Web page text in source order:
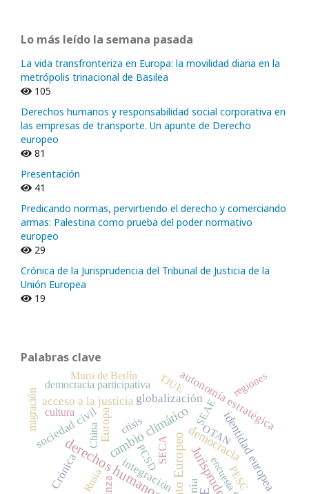
Lo más leído la semana pasada
La vida transfronteriza en Europa: la movilidad diaria en la
metrópolis trinacional de Basilea
105
Derechos humanos y responsabilidad social corporativa en
las empresas de transporte. Un apunte de Derecho
europeo
81
Presentación
41
Predicando normas, pervirtiendo el derecho y comerciando
armas: Palestina como prueba del poder normativo
europeo
29
Crónica de la Jurisprudencia del Tribunal de Justicia de la
Unión Europea
19
Palabras clave
derechos humanos
cambio climáticodemocraciaidentidad europea
autonomía estratégica
Europa
Crónica integración
acceso a la justicia globalización
sociedad civil
migración crisis
PCSD
regiones
Rusia
cultura
PESC
democracia participativa
Muro de Berlín
China
TJUE
OTAN
SEAE
SECA